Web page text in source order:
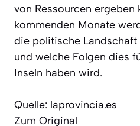
von Ressourcen ergeben
kommenden Monate
die politische Landschaft
und welche Folgen dies
Inseln haben wird.
Quelle: laprovincia.es
Zum Original